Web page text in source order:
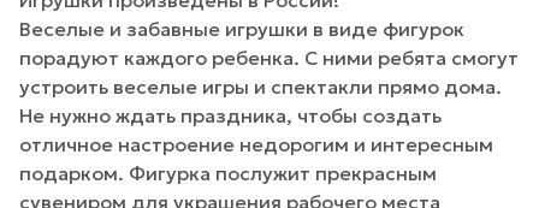
Веселые и забавные игрушки в виде фигурок
порадуют каждого ребенка. С ними ребята смогут
устроить веселые игры и спектакли прямо дома.
Не нужно ждать праздника, чтобы создать
отличное настроение недорогим и интересным
подарком. Фигурка послужит прекрасным
сувениром для украшения рабочего места